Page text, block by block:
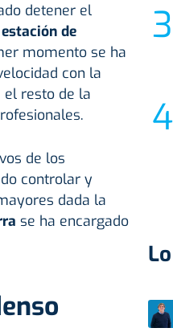
detener el
estación de
momento se ha
con la
el resto de la
de los
controlar y
dada la
se ha encargado
Lo